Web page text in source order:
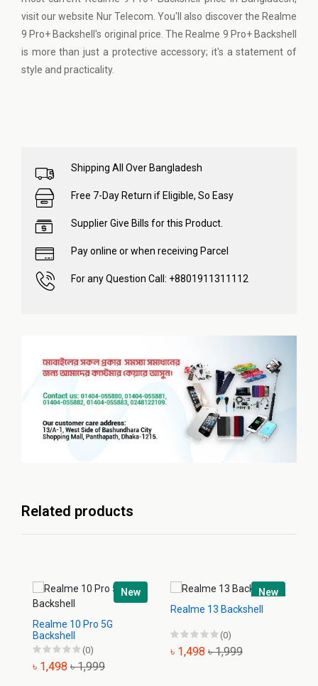
visit our website Nur Telecom. You'll also discover the Realme
9 Pro+ Backshell's original price. The Realme 9 Pro+ Backshell
is more than just a protective accessory; it's a statement of
style and practicality.
Shipping All Over Bangladesh
Free 7-Day Return if Eligible, So Easy
Supplier Give Bills for this Product.
Pay online or when receiving Parcel
For any Question Call: +8801911311112
Related products
New
Realme 10 Pro 5G
Backshell
(0)
৳ 1,498 ৳ 1,999
New
Realme 13 Backshell
(0)
৳ 1,498 ৳ 1,999